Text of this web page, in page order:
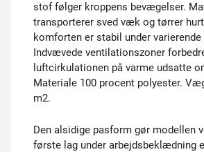
stof følger kroppens bevægelser.
transporterer sved væk og tørrer
komforten er stabil under
Indvævede ventilationszoner
luftcirkulationen på varme udsatte
Materiale 100 procent polyester.
m2.
Den alsidige pasform gør modellen
første lag under arbejdsbeklædning